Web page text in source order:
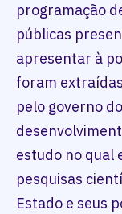
programação
públicas
apresentar à
foram
pelo governo
estudo no qual
pesquisas
Estado e seus